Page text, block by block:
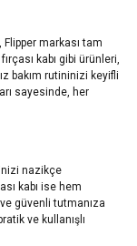
Flipper markası tam
kabı gibi ürünleri,
bakım rutininizi keyifli
sayesinde, her
nazikçe
kabı ise hem
güvenli tutmanıza
ve kullanışlı